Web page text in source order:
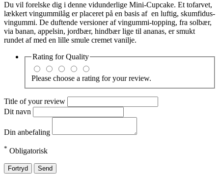
Du vil forelske dig i denne vidunderlige Mini-Cupcake. Et tofarvet,
lækkert vingummilåg er placeret på en basis af en luftig, skumfidus-
vingummi. De duftende versioner af vingummi-topping, fra solbær,
via banan, appelsin, jordbær, hindbær lige til ananas, er smukt
rundet af med en lille smule cremet vanilje.
Rating forQuality
Please choose a rating for your review.
Title of your review
Dit navn
Din anbefaling
* Obligatorisk
Fortryd Send